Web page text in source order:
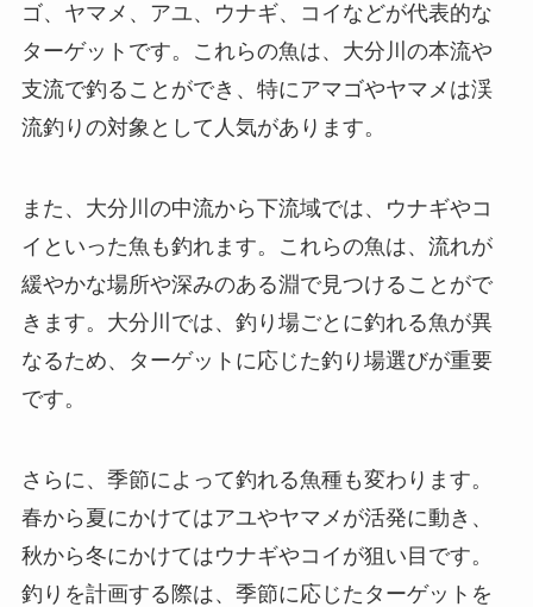
ゴ、ヤマメ、アユ、ウナギ、コイなどが代表的な
ターゲットです。これらの魚は、大分川の本流や
支流で釣ることができ、特にアマゴやヤマメは渓
流釣りの対象として人気があります。
また、大分川の中流から下流域では、ウナギやコ
イといった魚も釣れます。これらの魚は、流れが
緩やかな場所や深みのある淵で見つけることがで
きます。大分川では、釣り場ごとに釣れる魚が異
なるため、ターゲットに応じた釣り場選びが重要
です。
さらに、季節によって釣れる魚種も変わります。
春から夏にかけてはアユやヤマメが活発に動き、
秋から冬にかけてはウナギやコイが狙い目です。
釣りを計画する際は、季節に応じたターゲットを